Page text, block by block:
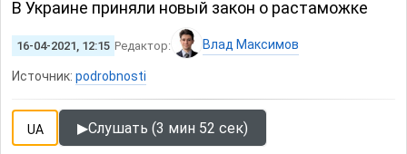
В Украине приняли новый закон о растаможке
16-04-2021, 12:15 Редактор: Влад Максимов
Источник: podrobnosti
UA ▶Слушать (3 мин 52 сек)